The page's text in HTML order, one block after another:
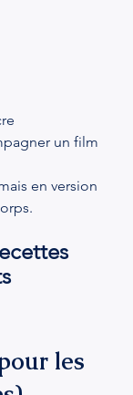
un film
en version
les